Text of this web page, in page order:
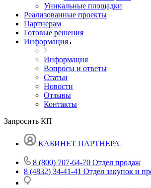
Уникальные площадки
Реализованные проекты
Партнерам
Готовые решения
Информация
Информация
Вопросы и ответы
Статьи
Новости
Отзывы
Контакты
Запросить КП
КАБИНЕТ ПАРТНЕРА
8 (800) 707-64-70 Отдел продаж
8 (4832) 34-41-41 Отдел закупок и